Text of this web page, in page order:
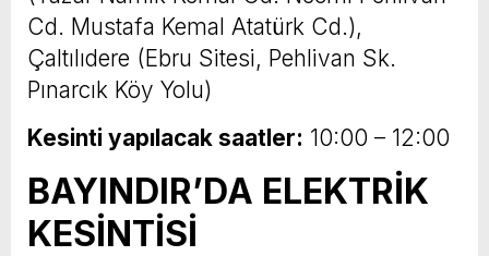
Cd. Mustafa Kemal Atatürk Cd.),
Çaltılıdere (Ebru Sitesi, Pehlivan Sk.
Pınarcık Köy Yolu)
Kesinti yapılacak saatler: 10:00 – 12:00
BAYINDIR’DA ELEKTRİK
KESİNTİSİ